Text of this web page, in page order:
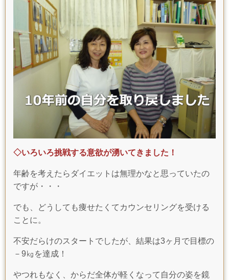
◇いろいろ挑戦する意欲が湧いてきました！
年齢を考えたらダイエットは無理かなと思っていたの
ですが・・・
でも、どうしても痩せたくてカウンセリングを受ける
ことに。
不安だらけのスタートでしたが、結果は3ヶ月で目標の
－9㎏を達成！
やつれもなく、からだ全体が軽くなって自分の姿を鏡